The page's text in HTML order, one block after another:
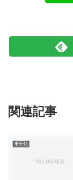
関連記事
未分類